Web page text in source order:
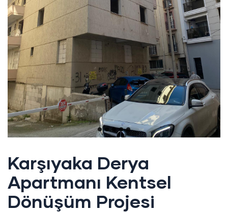
Karşıyaka Derya
Apartmanı Kentsel
Dönüşüm Projesi